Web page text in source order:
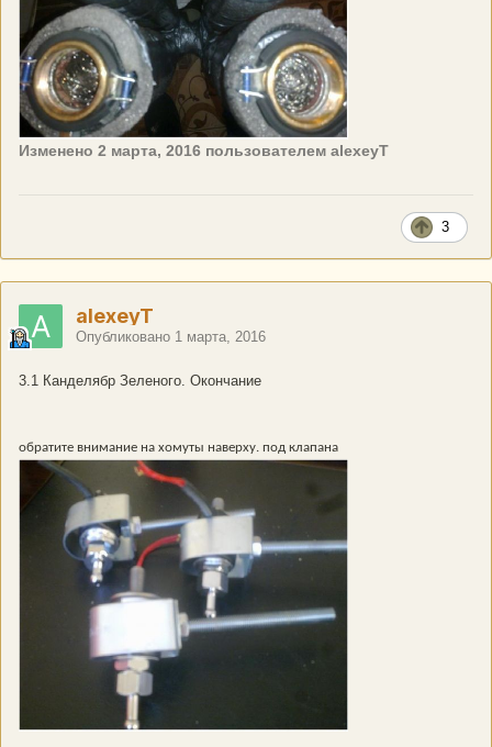
Изменено 2 марта, 2016 пользователем alexeyT
3
alexeyT
Опубликовано 1 марта, 2016
3.1 Канделябр Зеленого. Окончание
обратите внимание на хомуты наверху. под клапана